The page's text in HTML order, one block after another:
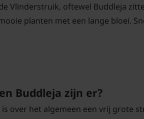
Vlinderstruik, oftewel Buddleja
planten met een lange bloei.
Buddleja zijn er?
over het algemeen een vrij grote